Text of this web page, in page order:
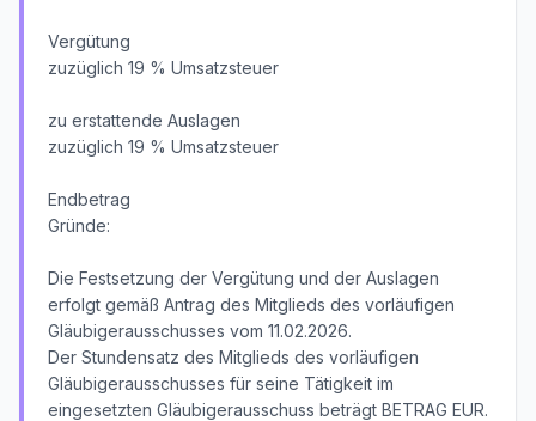
Vergütung
zuzüglich 19 % Umsatzsteuer
zu erstattende Auslagen
zuzüglich 19 % Umsatzsteuer
Endbetrag
Gründe:
Die Festsetzung der Vergütung und der Auslagen
erfolgt gemäß Antrag des Mitglieds des vorläufigen
Gläubigerausschusses vom 11.02.2026.
Der Stundensatz des Mitglieds des vorläufigen
Gläubigerausschusses für seine Tätigkeit im
eingesetzten Gläubigerausschuss beträgt BETRAG EUR.